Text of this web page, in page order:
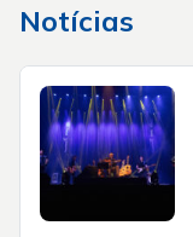
Notícias